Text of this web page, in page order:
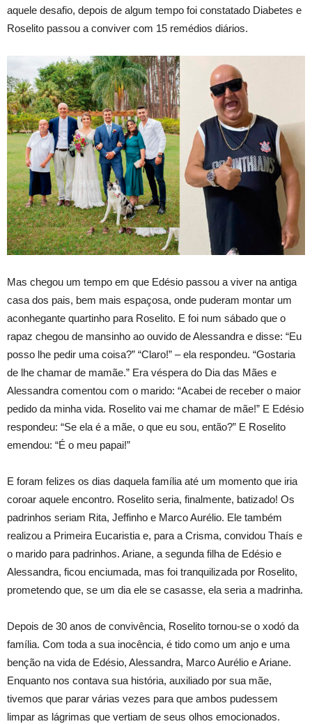
aquele desafio, depois de algum tempo foi constatado Diabetes e
Roselito passou a conviver com 15 remédios diários.
Mas chegou um tempo em que Edésio passou a viver na antiga
casa dos pais, bem mais espaçosa, onde puderam montar um
aconhegante quartinho para Roselito. E foi num sábado que o
rapaz chegou de mansinho ao ouvido de Alessandra e disse: “Eu
posso lhe pedir uma coisa?” “Claro!” – ela respondeu. “Gostaria
de lhe chamar de mamãe.” Era véspera do Dia das Mães e
Alessandra comentou com o marido: “Acabei de receber o maior
pedido da minha vida. Roselito vai me chamar de mãe!” E Edésio
respondeu: “Se ela é a mãe, o que eu sou, então?” E Roselito
emendou: “É o meu papai!”
E foram felizes os dias daquela família até um momento que iria
coroar aquele encontro. Roselito seria, finalmente, batizado! Os
padrinhos seriam Rita, Jeffinho e Marco Aurélio. Ele também
realizou a Primeira Eucaristia e, para a Crisma, convidou Thaís e
o marido para padrinhos. Ariane, a segunda filha de Edésio e
Alessandra, ficou enciumada, mas foi tranquilizada por Roselito,
prometendo que, se um dia ele se casasse, ela seria a madrinha.
Depois de 30 anos de convivência, Roselito tornou-se o xodó da
família. Com toda a sua inocência, é tido como um anjo e uma
benção na vida de Edésio, Alessandra, Marco Aurélio e Ariane.
Enquanto nos contava sua história, auxiliado por sua mãe,
tivemos que parar várias vezes para que ambos pudessem
limpar as lágrimas que vertiam de seus olhos emocionados.